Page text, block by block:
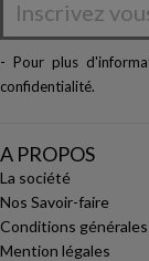
- Pour plus
confidentialité.
A PROPOS
La société
Nos Savoir-faire
Conditions
Mention légales